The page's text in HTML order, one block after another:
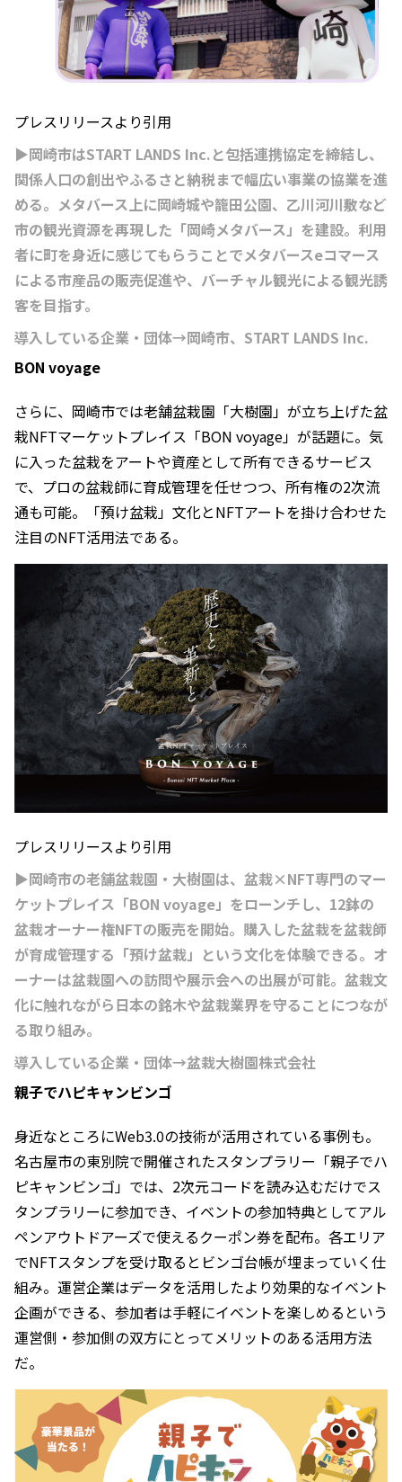
プレスリリースより引用
▶岡崎市はSTART LANDS Inc.と包括連携協定を締結し、
関係人口の創出やふるさと納税まで幅広い事業の協業を進
める。メタバース上に岡崎城や籠田公園、乙川河川敷など
市の観光資源を再現した「岡崎メタバース」を建設。利用
者に町を身近に感じてもらうことでメタバースeコマース
による市産品の販売促進や、バーチャル観光による観光誘
客を目指す。
導入している企業・団体→岡崎市、START LANDS Inc.
BON voyage
さらに、岡崎市では老舗盆栽園「大樹園」が立ち上げた盆
栽NFTマーケットプレイス「BON voyage」が話題に。気
に入った盆栽をアートや資産として所有できるサービス
で、プロの盆栽師に育成管理を任せつつ、所有権の2次流
通も可能。「預け盆栽」文化とNFTアートを掛け合わせた
注目のNFT活用法である。
プレスリリースより引用
▶岡崎市の老舗盆栽園・大樹園は、盆栽×NFT専門のマー
ケットプレイス「BON voyage」をローンチし、12鉢の
盆栽オーナー権NFTの販売を開始。購入した盆栽を盆栽師
が育成管理する「預け盆栽」という文化を体験できる。オ
ーナーは盆栽園への訪問や展示会への出展が可能。盆栽文
化に触れながら日本の銘木や盆栽業界を守ることにつなが
る取り組み。
導入している企業・団体→盆栽大樹園株式会社
親子でハピキャンビンゴ
身近なところにWeb3.0の技術が活用されている事例も。
名古屋市の東別院で開催されたスタンプラリー「親子でハ
ピキャンビンゴ」では、2次元コードを読み込むだけでス
タンプラリーに参加でき、イベントの参加特典としてアル
ペンアウトドアーズで使えるクーポン券を配布。各エリア
でNFTスタンプを受け取るとビンゴ台帳が埋まっていく仕
組み。運営企業はデータを活用したより効果的なイベント
企画ができる、参加者は手軽にイベントを楽しめるという
運営側・参加側の双方にとってメリットのある活用方法
だ。